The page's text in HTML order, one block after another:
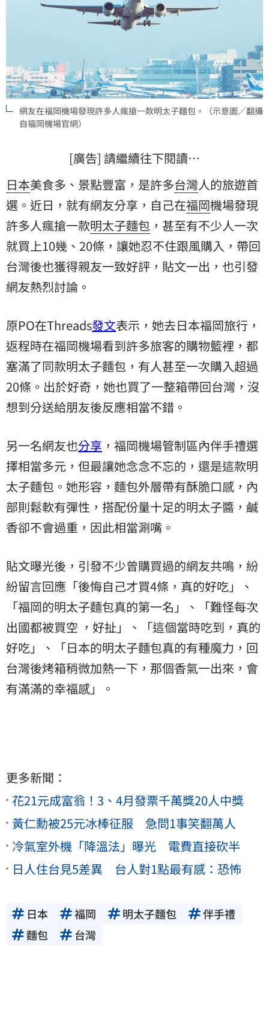
網友在福岡機場發現許多人瘋搶一款明太子麵包。（示意圖／翻攝
自福岡機場官網）
[廣告] 請繼續往下閱讀…
日本美食多、景點豐富，是許多台灣人的旅遊首
選。近日，就有網友分享，自己在福岡機場發現
許多人瘋搶一款明太子麵包 ，甚至有不少人一次
就買上10幾、20條，讓她忍不住跟風購入，帶回
台灣後也獲得親友一致好評，貼文一出，也引發
網友熱烈討論。
原PO在Threads發文表示，她去日本福岡旅行，
返程時在福岡機場看到許多旅客的購物籃裡，都
塞滿了同款明太子麵包，有人甚至一次購入超過
20條。出於好奇，她也買了一整箱帶回台灣，沒
想到分送給朋友後反應相當不錯。
另一名網友也分享 ，福岡機場管制區內伴手禮選
擇相當多元，但最讓她念念不忘的，還是這款明
太子麵包。她形容，麵包外層帶有酥脆口感，內
部則鬆軟有彈性，搭配份量十足的明太子醬，鹹
香卻不會過重，因此相當涮嘴。
貼文曝光後，引發不少曾購買過的網友共鳴，紛
紛留言回應「後悔自己才買4條，真的好吃」、
「福岡的明太子麵包真的第一名」、「難怪每次
出國都被買空 ，好扯」、「這個當時吃到，真的
好吃」、「日本的明太子麵包真的有種魔力，回
台灣後烤箱稍微加熱一下，那個香氣一出來，會
有滿滿的幸福感」。
更多新聞：
花21元成富翁！3、4月發票千萬獎20人中獎
黃仁勳被25元冰棒征服 急問1事笑翻萬人
冷氣室外機「降溫法」曝光 電費直接砍半
日人住台見5差異 台人對1點最有感：恐怖
日本 福岡 明太子麵包
伴手禮
麵包
台灣